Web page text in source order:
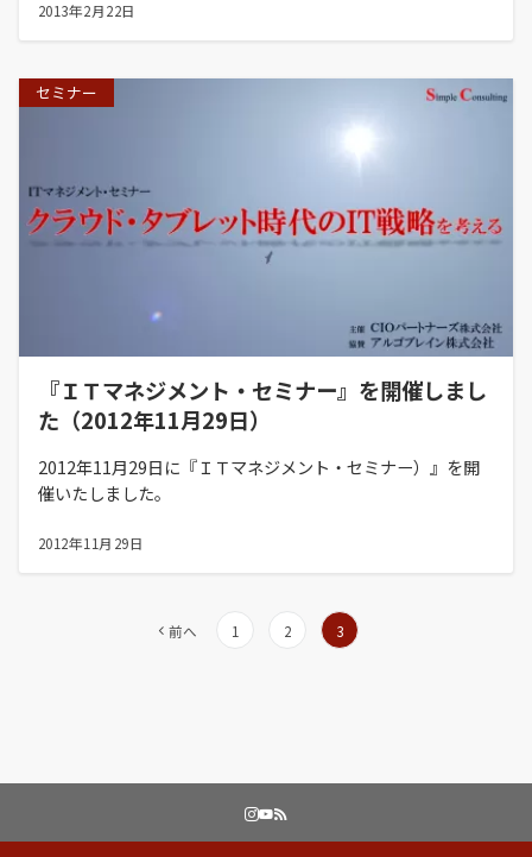
2013年2月22日
セミナー
『ＩＴマネジメント・セミナー』を開催しまし
た（2012年11月29日）
2012年11月29日に『ＩＴマネジメント・セミナー）』を開
催いたしました。
2012年11月29日
前へ 1 2 3